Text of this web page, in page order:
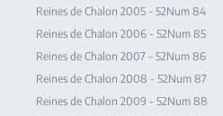
Reines de Chalon 2005 - 52Num 84
Reines de Chalon 2006 - 52Num 85
Reines de Chalon 2007 - 52Num 86
Reines de Chalon 2008 - 52Num 87
Reines de Chalon 2009 - 52Num 88